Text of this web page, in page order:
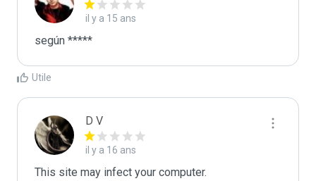
il y a 15 ans
según *****
Utile
D V
il y a 16 ans
This site may infect your computer.